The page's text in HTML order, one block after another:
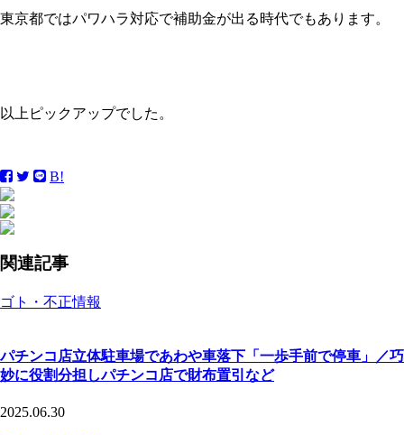
東京都ではパワハラ対応で補助金が出る時代でもあります。
以上ピックアップでした。
B!
関連記事
ゴト・不正情報
パチンコ店立体駐車場であわや車落下「一歩手前で停車」／巧
妙に役割分担しパチンコ店で財布置引など
2025.06.30